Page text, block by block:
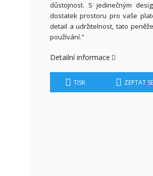
důstojnost. S jedinečným
dostatek prostoru pro vaše
detail a udržitelnost, tato
používání."
Detailní informace
TISK ZEPTAT SE